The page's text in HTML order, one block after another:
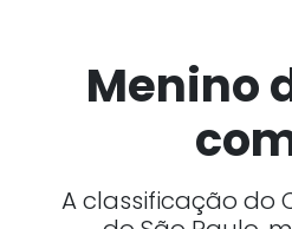
Menino
A classificação do